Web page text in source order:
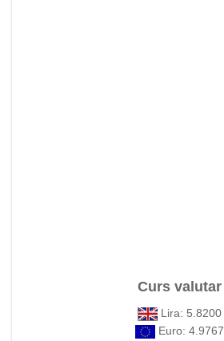
Curs valutar
Lira: 5.8200
Euro: 4.9767